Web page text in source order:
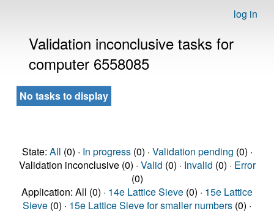
log in
Validation inconclusive tasks for
computer 6558085
No tasks to display
State: All (0) · In progress(0) · Validation pending (0) ·
Validation inconclusive (0) · Valid (0) · Invalid (0) · Error
(0)
Application: All (0) · 14e Lattice Sieve (0) · 15e Lattice
Sieve (0) · 15e Lattice Sieve for smaller numbers (0) ·